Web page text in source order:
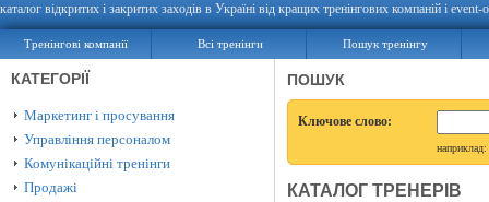
каталог відкритих і закритих заходів в Україні від кращих тренінгових компаній і event-
Тренінгові компанії Всі тренінги Пошук тренінгу
КАТЕГОРІЇ
Маркетинг і просування
Управління персоналом
Комунікаційні тренінги
Продажі
ПОШУК
Ключове слово:
наприклад:
КАТАЛОГ ТРЕНЕРІВ